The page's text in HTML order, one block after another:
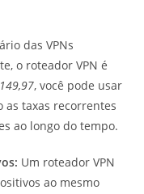
das VPNs
o roteador VPN é
, você pode usar
as taxas recorrentes
ao longo do tempo.
Um roteador VPN
ao mesmo